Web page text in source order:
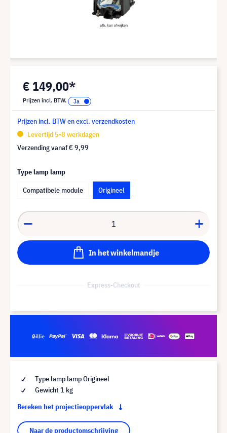
€ 149,00*
Prijzen incl. BTW.
Prijzen incl. BTW en excl. verzendkosten
Levertijd 5-8 werkdagen
Verzending vanaf€ 9,99
Type lamp lamp
Compatibele module
Origineel
In het winkelmandje
Express-Checkout
Type lamp lamp Origineel
Gewicht 1 kg
Bereken het projectieoppervlak
Naar de productomschrijving